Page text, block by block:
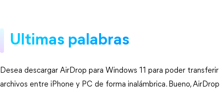
Ultimas palabras
Desea descargar AirDrop para Windows 11 para poder transferir
archivos entre iPhone y PC de forma inalámbrica. Bueno, AirDrop